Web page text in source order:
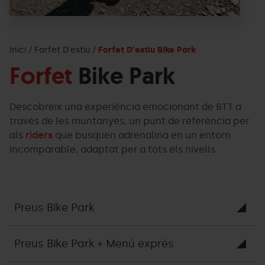
Inici Forfet D'estiu Forfet D'estiu Bike Park
Forfet Bike Park
Descobreix una experiència emocionant de BTT a
través de les muntanyes, un punt de referència per
als riders que busquen adrenalina en un entorn
incomparable, adaptat per a tots els nivells.
Preus Bike Park
Preus Bike Park + Menú exprés